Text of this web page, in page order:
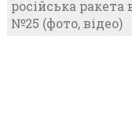
російська
№25 (фото, відео)